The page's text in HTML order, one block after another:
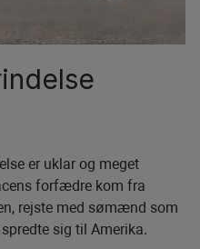
er uklar og meget
forfædre kom fra
rejste med sømænd som
sig til Amerika.